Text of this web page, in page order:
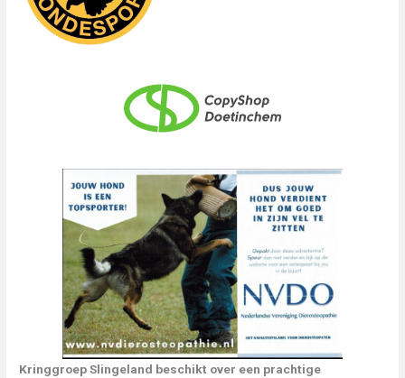
Kringgroep Slingeland beschikt over een prachtige